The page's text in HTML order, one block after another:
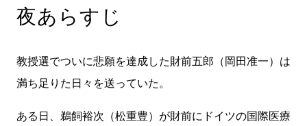
夜あらすじ
教授選でついに悲願を達成した財前五郎（岡田准一）は
満ち足りた日々を送っていた。
ある日、鵜飼裕次（松重豊）が財前にドイツの国際医療